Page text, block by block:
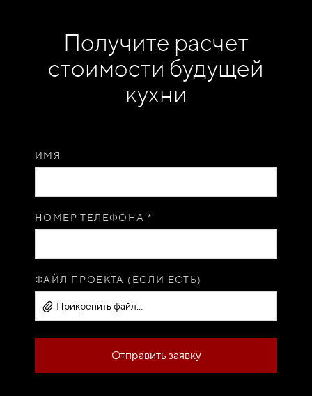
Получите расчет
стоимости будущей
кухни
ИМЯ
НОМЕР ТЕЛЕФОНА *
ФАЙЛ ПРОЕКТА (ЕСЛИ ЕСТЬ)
Прикрепить файл...
Отправить заявку